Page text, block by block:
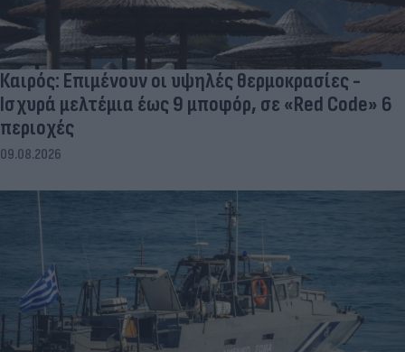
Καιρός: Επιμένουν οι υψηλές θερμοκρασίες -
Ισχυρά μελτέμια έως 9 μποφόρ, σε «Red Code» 6
περιοχές
09.08.2026